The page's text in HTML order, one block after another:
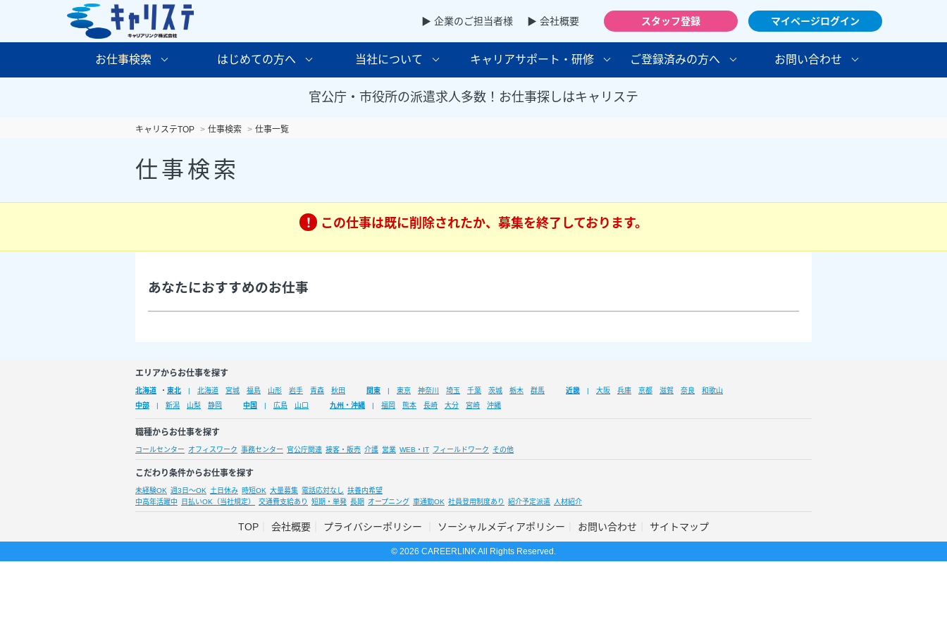
▶ 企業のご担当者様 ▶ 会社概要 スタッフ登録 マイページログイン
お仕事検索 はじめての方へ 当社について キャリアサポート・研修 ご登録済みの方へ お問い合わせ
官公庁・市役所の派遣求人多数！お仕事探しはキャリステ
キャリステTOP 仕事検索 仕事一覧
仕事検索
この仕事は既に削除されたか、募集を終了しております。
あなたにおすすめのお仕事
エリアからお仕事を探す
北海道 ・ 東北 北海道 宮城 福島 山形 岩手 青森 秋田 関東 東京 神奈川 埼玉 千葉 茨城 栃木 群馬 近畿 大阪 兵庫 京都 滋賀 奈良
和歌山
中部
新潟 山梨 静岡 中国 広島 山口 九州・沖縄 福岡 熊本 長崎 大分 宮崎 沖縄
職種からお仕事を探す
コールセンター オフィスワーク 事務センター 官公庁関連 接客・販売 介護 営業 WEB・IT フィールドワーク その他
こだわり条件からお仕事を探す
未経験OK 週3日～OK 土日休み 時短OK 大量募集 電話応対なし 扶養内希望
中高年活躍中
日払いOK（当社規定） 交通費支給あり 短期・単発 長期 オープニング 車通勤OK 社員登用制度あり 紹介予定派遣 人材紹介
TOP 会社概要 プライバシーポリシー ソーシャルメディアポリシー お問い合わせ サイトマップ
© 2026 CAREERLINK All Rights Reserved.